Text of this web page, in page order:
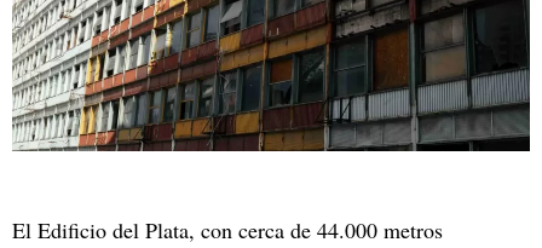
El Edificio del Plata, con cerca de 44.000 metros